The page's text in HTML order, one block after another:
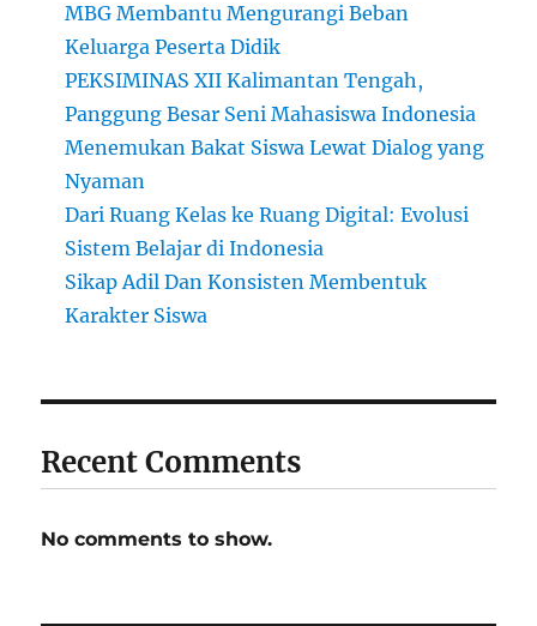
MBG Membantu Mengurangi Beban
Keluarga Peserta Didik
PEKSIMINAS XII Kalimantan Tengah,
Panggung Besar Seni Mahasiswa Indonesia
Menemukan Bakat Siswa Lewat Dialog yang
Nyaman
Dari Ruang Kelas ke Ruang Digital: Evolusi
Sistem Belajar di Indonesia
Sikap Adil Dan Konsisten Membentuk
Karakter Siswa
Recent Comments
No comments to show.